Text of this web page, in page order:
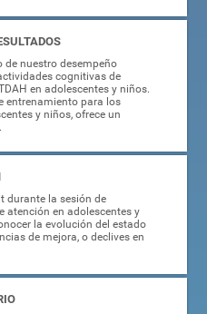
nuestro desempeño
cognitivas de
en adolescentes y niños.
entrenamiento para los
y niños, ofrece un
durante la sesión de
atención en adolescentes y
la evolución del estado
de mejora, o declives en